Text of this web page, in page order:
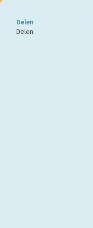
Delen
Delen